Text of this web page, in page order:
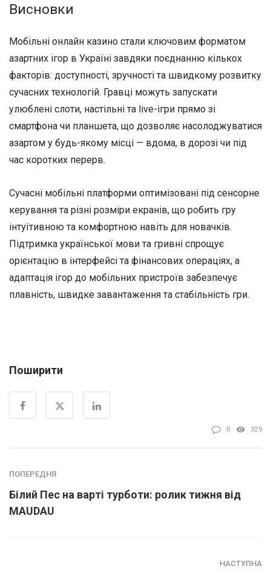
Висновки
Мобільні онлайн казино стали ключовим форматом
азартних ігор в Україні завдяки поєднанню кількох
факторів: доступності, зручності та швидкому розвитку
сучасних технологій. Гравці можуть запускати
улюблені слоти, настільні та live-ігри прямо зі
смартфона чи планшета, що дозволяє насолоджуватися
азартом у будь-якому місці — вдома, в дорозі чи під
час коротких перерв.
Сучасні мобільні платформи оптимізовані під сенсорне
керування та різні розміри екранів, що робить гру
інтуїтивною та комфортною навіть для новачків.
Підтримка української мови та гривні спрощує
орієнтацію в інтерфейсі та фінансових операціях, а
адаптація ігор до мобільних пристроїв забезпечує
плавність, швидке завантаження та стабільність гри.
Поширити
0 329
ПОПЕРЕДНЯ
Білий Пес на варті турботи: ролик тижня від
MAUDAU
НАСТУПНА